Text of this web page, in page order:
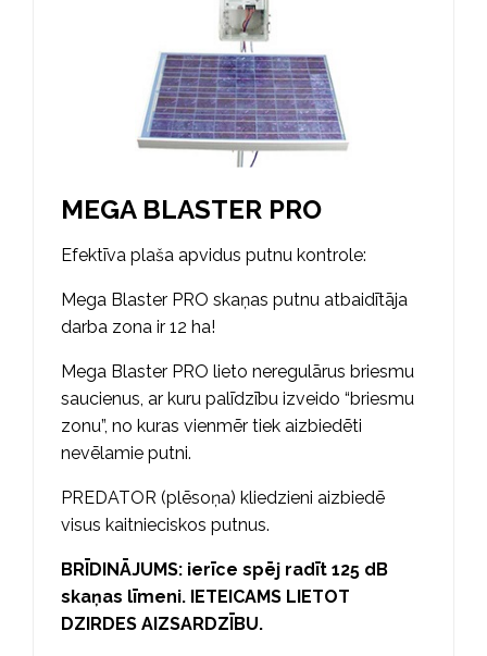
MEGA BLASTER PRO
Efektīva plaša apvidus putnu kontrole:
Mega Blaster PRO skaņas putnu atbaidītāja
darba zona ir 12 ha!
Mega Blaster PRO lieto neregulārus briesmu
saucienus, ar kuru palīdzību izveido “briesmu
zonu”, no kuras vienmēr tiek aizbiedēti
nevēlamie putni.
PREDATOR (plēsoņa) kliedzieni aizbiedē
visus kaitnieciskos putnus.
BRĪDINĀJUMS: ierīce spēj radīt 125 dB
skaņas līmeni. IETEICAMS LIETOT
DZIRDES AIZSARDZĪBU.